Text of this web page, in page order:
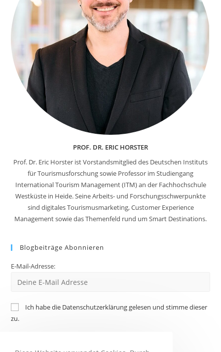
PROF. DR. ERIC HORSTER
Prof. Dr. Eric Horster ist Vorstandsmitglied des Deutschen Instituts
für Tourismusforschung sowie Professor im Studiengang
International Tourism Management (ITM) an der Fachhochschule
Westküste in Heide. Seine Arbeits- und Forschungsschwerpunkte
sind digitales Tourismusmarketing, Customer Experience
Management sowie das Themenfeld rund um Smart Destinations.
Blogbeiträge Abonnieren
E-Mail-Adresse:
Ich habe die Datenschutzerklärung gelesen und stimme dieser
zu.